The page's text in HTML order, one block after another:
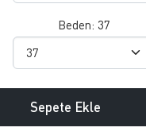
Beden: 37
Sepete Ekle